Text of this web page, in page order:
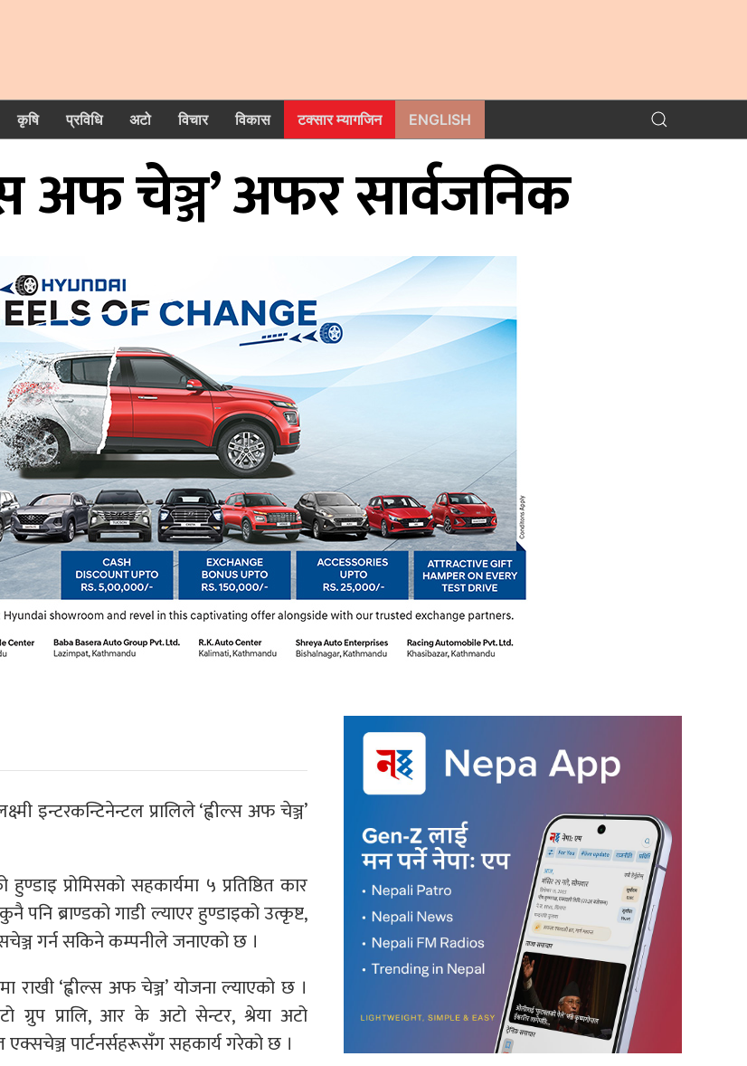
कृषि प्रविधि अटो विचार विकास टक्सार म्यागजिन ENGLISH
अफ चेञ्ज’ अफर सार्वजनिक
इन्टरकन्टिनेन्टल प्रालिले ‘ह्वील्स अफ चेञ्ज’
प्रोमिसको सहकार्यमा ५ प्रतिष्ठित कार
ब्राण्डको गाडी ल्याएर हुण्डाइको उत्कृष्ट,
गर्न सकिने कम्पनीले जनाएको छ ।
‘ह्वील्स अफ चेञ्ज’ योजना ल्याएको छ ।
ग्रुप प्रालि, आर के अटो सेन्टर, श्रेया अटो
एक्सचेञ्ज पार्टनर्सहरूसँग सहकार्य गरेको छ ।